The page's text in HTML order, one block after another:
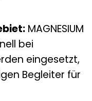
MAGNESIUM
bei
eingesetzt,
Begleiter für